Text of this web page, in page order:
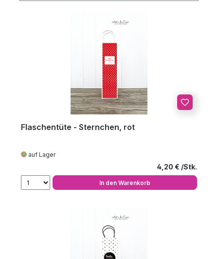
Flaschentüte - Sternchen, rot
auf Lager
Regulärer
4,20 €
In den Warenkorb